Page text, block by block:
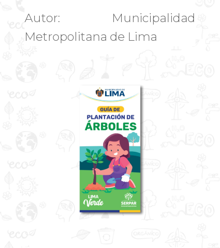
Autor: Municipalidad
Metropolitana de Lima